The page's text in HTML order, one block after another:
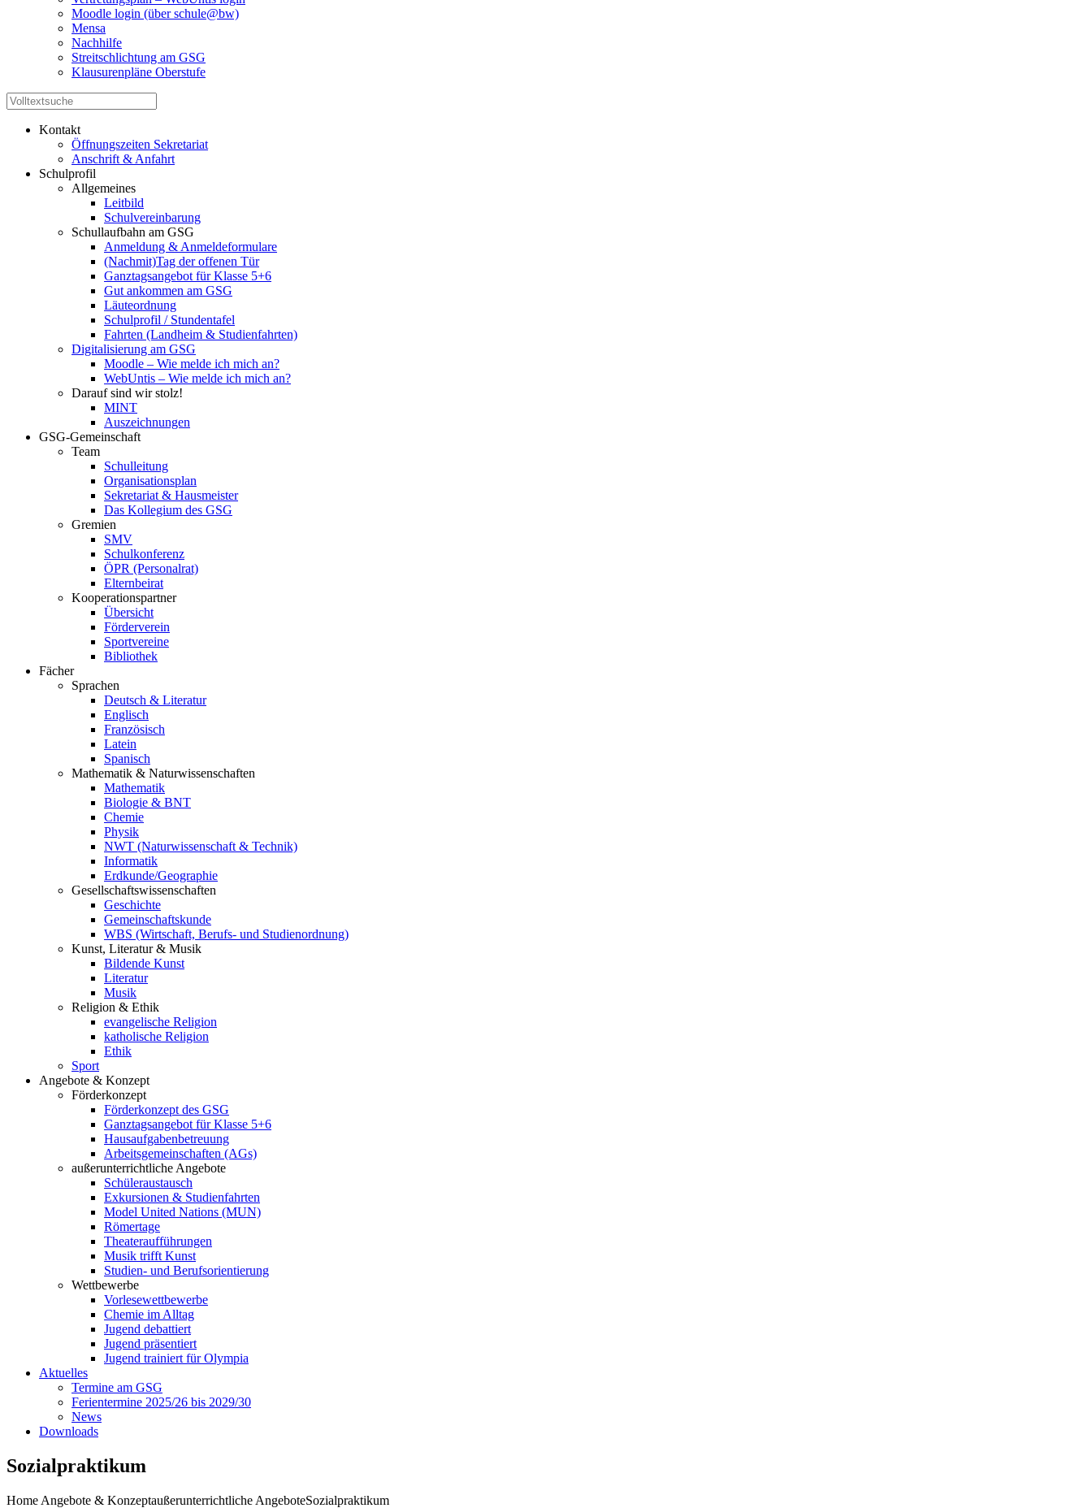
Moodle login (über schule@bw)
Mensa
Nachhilfe
Streitschlichtung am GSG
Klausurenpläne Oberstufe
Kontakt
Öffnungszeiten Sekretariat
Anschrift & Anfahrt
Schulprofil
Allgemeines
Leitbild
Schulvereinbarung
Schullaufbahn am GSG
Anmeldung & Anmeldeformulare
(Nachmit)Tag der offenen Tür
Ganztagsangebot für Klasse 5+6
Gut ankommen am GSG
Läuteordnung
Schulprofil / Stundentafel
Fahrten (Landheim & Studienfahrten)
Digitalisierung am GSG
Moodle – Wie melde ich mich an?
WebUntis – Wie melde ich mich an?
Darauf sind wir stolz!
MINT
Auszeichnungen
GSG-Gemeinschaft
Team
Schulleitung
Organisationsplan
Sekretariat & Hausmeister
Das Kollegium des GSG
Gremien
SMV
Schulkonferenz
ÖPR (Personalrat)
Elternbeirat
Kooperationspartner
Übersicht
Förderverein
Sportvereine
Bibliothek
Fächer
Sprachen
Deutsch & Literatur
Englisch
Französisch
Latein
Spanisch
Mathematik & Naturwissenschaften
Mathematik
Biologie & BNT
Chemie
Physik
NWT (Naturwissenschaft & Technik)
Informatik
Erdkunde/Geographie
Gesellschaftswissenschaften
Geschichte
Gemeinschaftskunde
WBS (Wirtschaft, Berufs- und Studienordnung)
Kunst, Literatur & Musik
Bildende Kunst
Literatur
Musik
Religion & Ethik
evangelische Religion
katholische Religion
Ethik
Sport
Angebote & Konzept
Förderkonzept
Förderkonzept des GSG
Ganztagsangebot für Klasse 5+6
Hausaufgabenbetreuung
Arbeitsgemeinschaften (AGs)
außerunterrichtliche Angebote
Schüleraustausch
Exkursionen & Studienfahrten
Model United Nations (MUN)
Römertage
Theateraufführungen
Musik trifft Kunst
Studien- und Berufsorientierung
Wettbewerbe
Vorlesewettbewerbe
Chemie im Alltag
Jugend debattiert
Jugend präsentiert
Jugend trainiert für Olympia
Aktuelles
Termine am GSG
Ferientermine 2025/26 bis 2029/30
News
Downloads
Sozialpraktikum
Home Angebote & Konzeptaußerunterrichtliche AngeboteSozialpraktikum